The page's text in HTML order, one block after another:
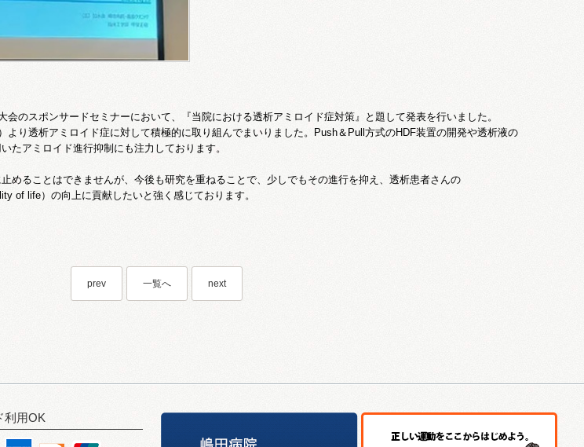
のスポンサードセミナーにおいて、『当院における透析アミロイド症対策』と題して発表を行いました。
より透析アミロイド症に対して積極的に取り組んでまいりました。Push＆Pull方式のHDF装置の開発や透析液の
たアミロイド進行抑制にも注力しております。
めることはできませんが、今後も研究を重ねることで、少しでもその進行を抑え、透析患者さんの
of life）の向上に貢献したいと強く感じております。
prev 一覧へ next
利用OK